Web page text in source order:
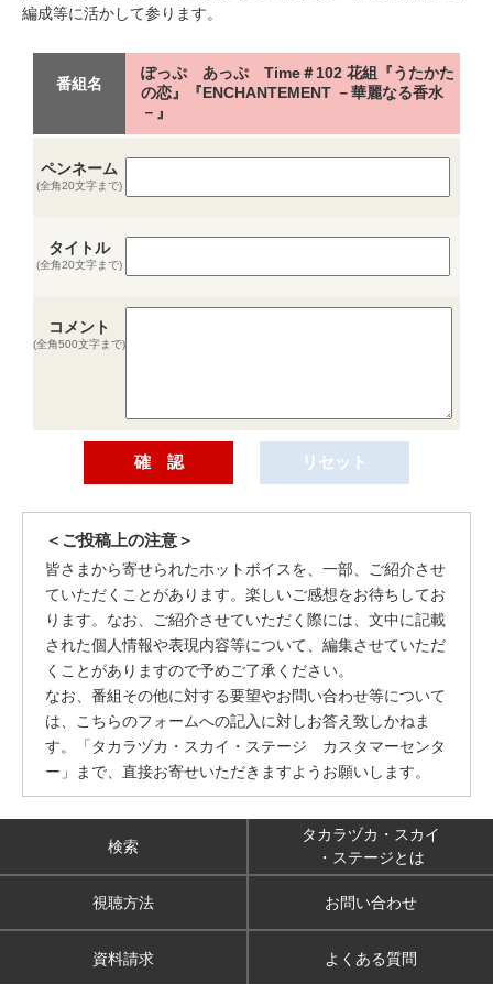
編成等に活かして参ります。
番組名
ぽっぷ あっぷ Time＃102 花組『うたかた
の恋』『ENCHANTEMENT －華麗なる香水
－』
ペンネーム
(全角20文字まで)
タイトル
(全角20文字まで)
コメント
(全角500文字まで)
＜ご投稿上の注意＞
皆さまから寄せられたホットボイスを、一部、ご紹介させ
ていただくことがあります。楽しいご感想をお待ちしてお
ります。なお、ご紹介させていただく際には、文中に記載
された個人情報や表現内容等について、編集させていただ
くことがありますので予めご了承ください。
なお、番組その他に対する要望やお問い合わせ等について
は、こちらのフォームへの記入に対しお答え致しかねま
す。「タカラヅカ・スカイ・ステージ カスタマーセンタ
ー」まで、直接お寄せいただきますようお願いします。
検索
タカラヅカ・スカイ
・ステージとは
視聴方法 お問い合わせ
資料請求 よくある質問